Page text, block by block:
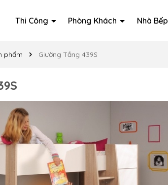
Thi Công Phòng Khách Nhà Bếp
phẩm Giường Tầng 439S